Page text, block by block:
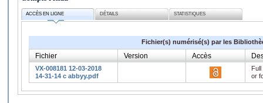
ACCÈS EN LIGNE DÉTAILS STATISTIQUES
Fichier(s) numérisé(s) par les
Fichier Version Accès
VX-008181 12-03-2018
14-31-14 c abbyy.pdf
or